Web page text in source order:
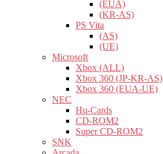
(EUA)
(KR-AS)
PS Vita
(AS)
(UE)
Microsoft
Xbox (ALL)
Xbox 360 (JP-KR-AS)
Xbox 360 (EUA-UE)
NEC
Hu-Cards
CD-ROM2
Super CD-ROM2
SNK